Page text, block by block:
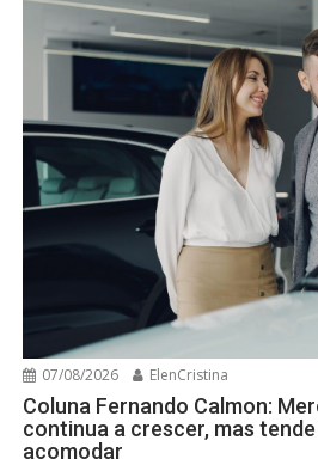
07/08/2026 ElenCristina
Coluna Fernando Calmon:
continua a crescer, mas tende
acomodar